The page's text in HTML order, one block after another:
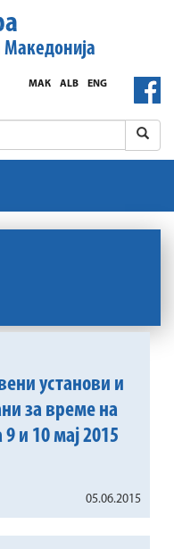
Македонија
ENG
ALB
МАК
установи и
за време на
и 10 мај 2015
05.06.2015